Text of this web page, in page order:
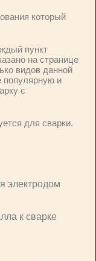
который
пункт
на странице
видов данной
популярную и
с
для сварки.
электродом
к сварке